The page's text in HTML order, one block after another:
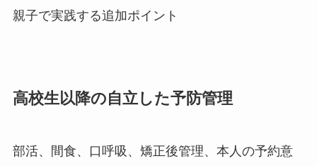
親子で実践する追加ポイント
高校生以降の自立した予防管理
部活、間食、口呼吸、矯正後管理、本人の予約意